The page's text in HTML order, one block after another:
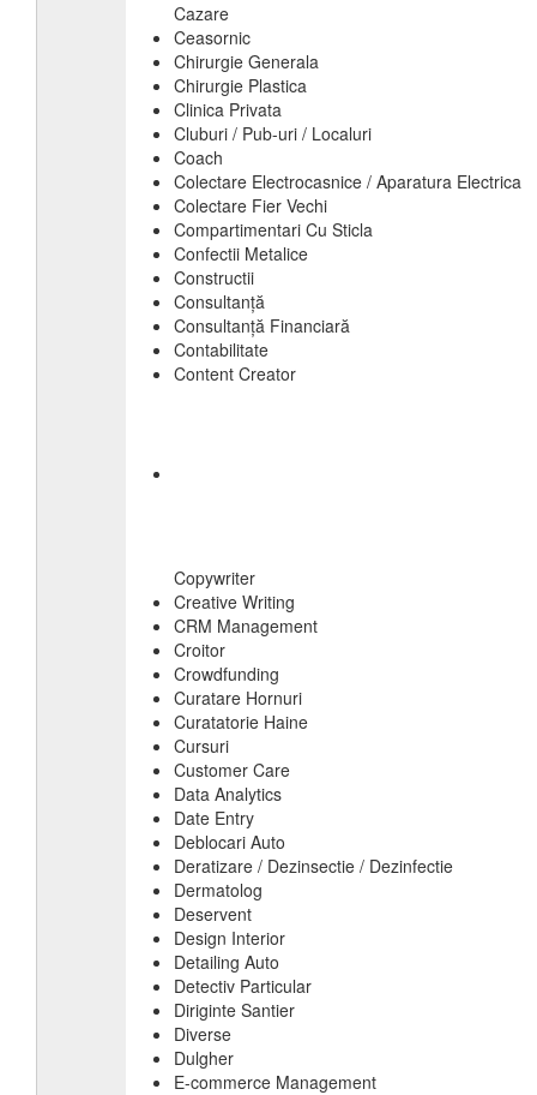
Cazare
Ceasornic
Chirurgie Generala
Chirurgie Plastica
Clinica Privata
Cluburi / Pub-uri / Localuri
Coach
Colectare Electrocasnice / Aparatura Electrica
Colectare Fier Vechi
Compartimentari Cu Sticla
Confectii Metalice
Constructii
Consultanță
Consultanță Financiară
Contabilitate
Content Creator
Copywriter
Creative Writing
CRM Management
Croitor
Crowdfunding
Curatare Hornuri
Curatatorie Haine
Cursuri
Customer Care
Data Analytics
Date Entry
Deblocari Auto
Deratizare / Dezinsectie / Dezinfectie
Dermatolog
Deservent
Design Interior
Detailing Auto
Detectiv Particular
Diriginte Santier
Diverse
Dulgher
E-commerce Management